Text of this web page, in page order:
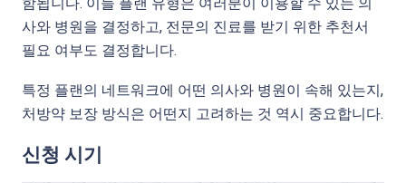
사와 병원을 결정하고, 전문의 진료를 받기 위한 추천서
필요 여부도 결정합니다.
특정 플랜의 네트워크에 어떤 의사와 병원이 속해 있는지,
처방약 보장 방식은 어떤지 고려하는 것 역시 중요합니다.
신청 시기